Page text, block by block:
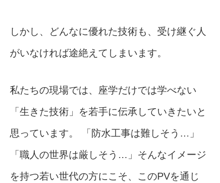
しかし、どんなに優れた技術も、受け継ぐ人
がいなければ途絶えてしまいます。
私たちの現場では、座学だけでは学べない
「生きた技術」を若手に伝承していきたいと
思っています。 「防水工事は難しそう…」
「職人の世界は厳しそう…」そんなイメージ
を持つ若い世代の方にこそ、このPVを通じ